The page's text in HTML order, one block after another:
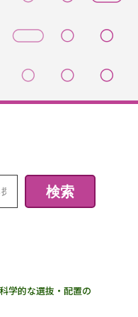
検索
学的な選抜・配置の